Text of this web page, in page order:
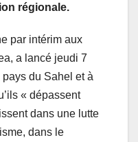
régionale.
par intérim aux
a lancé jeudi 7
du Sahel et à
« dépassent
dans une lutte
dans le